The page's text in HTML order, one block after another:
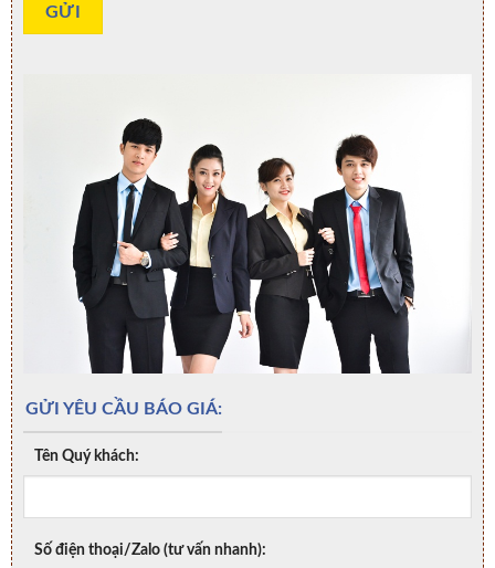
GỬI YÊU CẦU BÁO GIÁ:
Tên Quý khách:
Số điện thoại/Zalo (tư vấn nhanh):